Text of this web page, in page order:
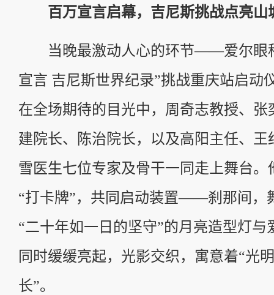
百万宣言启幕，吉尼斯挑战点亮山
当晚最激动人心的环节——爱尔眼
宣言 吉尼斯世界纪录”挑战重庆站启动
在全场期待的目光中，周奇志教授、张
建院长、陈治院长，以及高阳主任、王
雪医生七位专家及骨干一同走上舞台。
“打卡牌”，共同启动装置——刹那间，
“二十年如一日的坚守”的月亮造型灯与
同时缓缓亮起，光影交织，寓意着“光
长”。